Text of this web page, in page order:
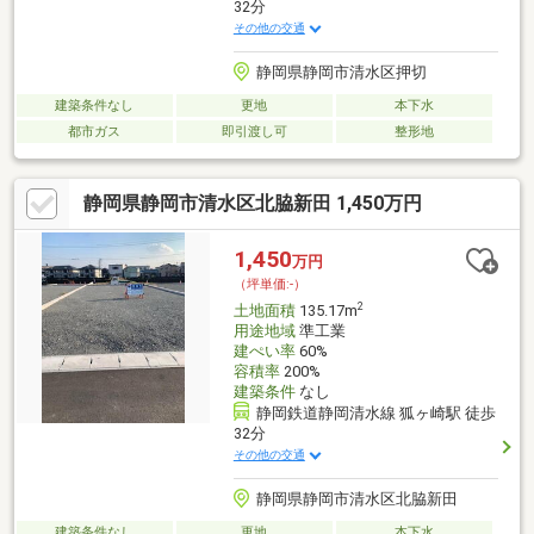
32分
その他の交通
静岡県静岡市清水区押切
建築条件なし 更地
本下水
都市ガス
即引渡し可 整形地
静岡県静岡市清水区北脇新田 1,450万円
1,450万円
（坪単価:-）
土地面積135.17m2
用途地域準工業
建ぺい率60%
容積率200%
建築条件なし
静岡鉄道静岡清水線 狐ヶ崎駅 徒歩
32分
その他の交通
静岡県静岡市清水区北脇新田